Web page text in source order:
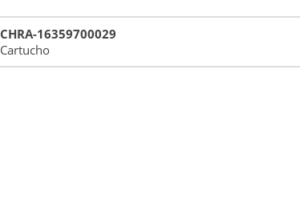
CHRA-16359700029
Cartucho